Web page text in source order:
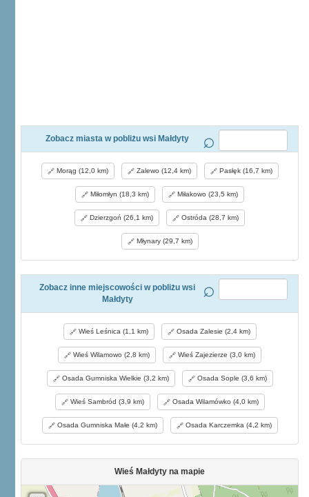
Zobacz miasta w pobliżu wsi Małdyty
Morąg (12,0 km) Zalewo (12,4 km) Pasłęk (16,7 km)
Miłomłyn (18,3 km) Miłakowo (23,5 km)
Dzierzgoń (26,1 km) Ostróda (28,7 km)
Młynary (29,7 km)
Zobacz inne miejscowości w pobliżu wsi
Małdyty
Wieś Leśnica (1,1 km) Osada Zalesie (2,4 km)
Wieś Wilamowo (2,8 km) Wieś Zajezierze (3,0 km)
Osada Gumniska Wielkie (3,2 km) Osada Sople (3,6 km)
Wieś Sambród (3,9 km) Osada Wilamówko (4,0 km)
Osada Gumniska Małe (4,2 km) Osada Karczemka (4,2 km)
Wieś Małdyty na mapie